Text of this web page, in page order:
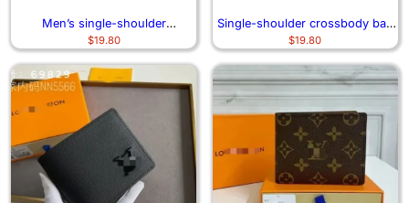
Men’s single-shoulder
crossbody bag 6994
$19.80
Single-shoulder crossbody bag
and small backpack 1106
$19.80